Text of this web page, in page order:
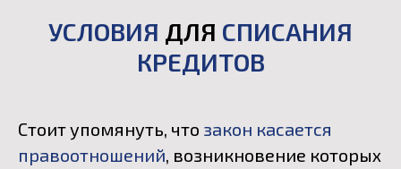
УСЛОВИЯ ДЛЯ СПИСАНИЯ
КРЕДИТОВ
Стоит упомянуть, что закон касается
правоотношений, возникновение которых